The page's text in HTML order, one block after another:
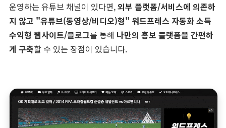
운영하는 유튜브 채널이 있다면,외부 플랫폼/서비스에 의존하
지 않고 "유튜브(동영상/비디오)형" 워드프레스 자동화 소득
수익형 웹사이트/블로그를 통해 나만의 홍보 플랫폼을 간편하
게 구축할 수 있는 장점이 있습니다.